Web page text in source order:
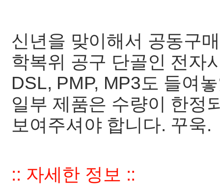
신년을 맞이해서 공동구
학복위 공구 단골인 전자
DSL, PMP, MP3도 들여
일부 제품은 수량이 한정
보여주셔야 합니다. 꾸욱.
:: 자세한 정보 ::